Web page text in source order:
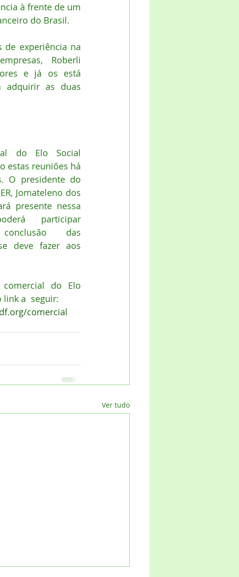
à frente de um
do Brasil.
de experiência na
Roberli
e já os está
adquirir as duas
do Elo Social
estas reuniões há
O presidente do
Jomateleno dos
presente nessa
participar
das
deve fazer aos
do Elo
link a  seguir:
comercial
Ver tudo